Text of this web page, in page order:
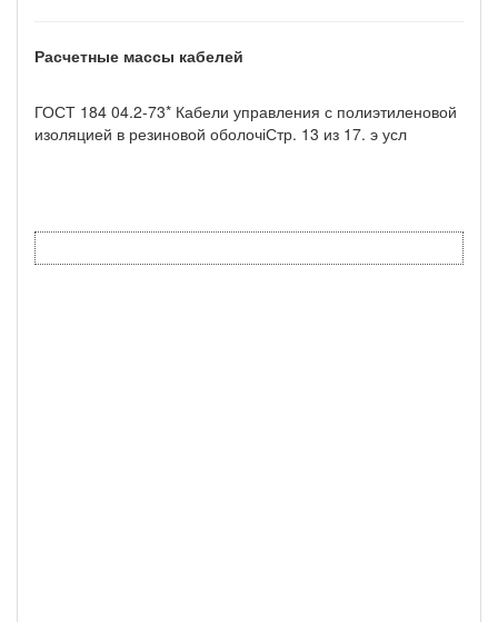
Расчетные массы кабелей
ГОСТ 184 04.2-73* Кабели управления с полиэтиленовой
изоляцией в резиновой оболочіСтр. 13 из 17. э усл